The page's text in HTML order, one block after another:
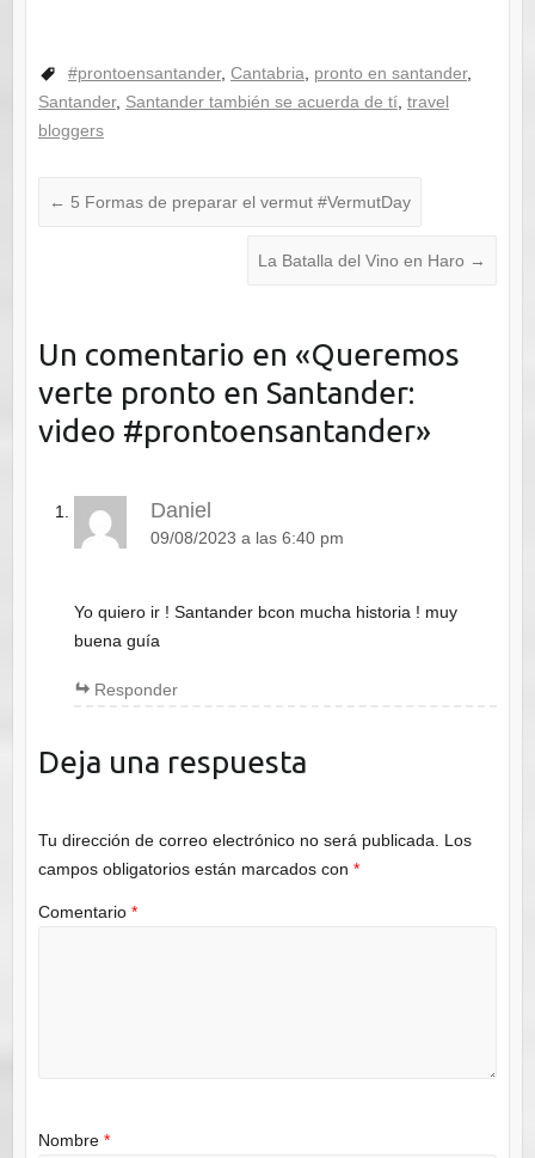
#prontoensantander, Cantabria, pronto en santander,
Santander, Santander también se acuerda de tí, travel
bloggers
← 5 Formas de preparar el vermut #VermutDay
La Batalla del Vino en Haro →
Un comentario en «Queremos
verte pronto en Santander:
video #prontoensantander»
Daniel
09/08/2023 a las 6:40 pm
Yo quiero ir ! Santander bcon mucha historia ! muy
buena guía
Responder
Deja una respuesta
Tu dirección de correo electrónico no será publicada.
Los
campos obligatorios están marcados con *
Comentario *
Nombre *